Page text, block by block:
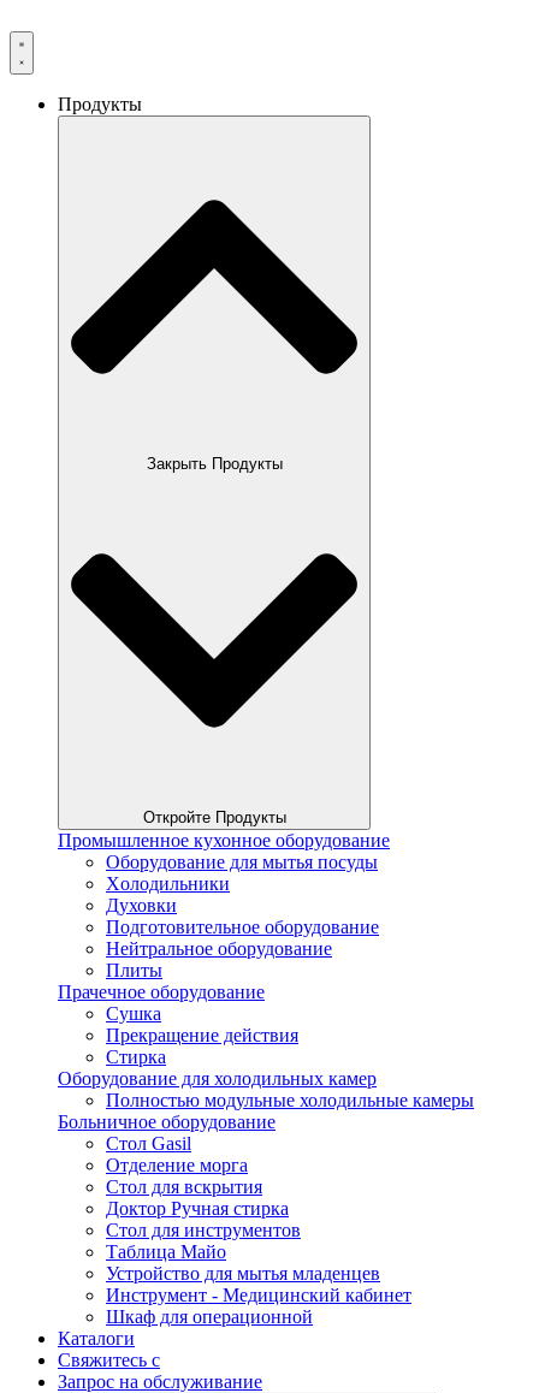
Продукты
Закрыть Продукты
Откройте Продукты
Промышленное кухонное оборудование
Оборудование для мытья посуды
Xолодильники
Духовки
Подготовительное оборудование
Нейтральное оборудование
Плиты
Прачечное оборудование
Сушка
Прекращение действия
Стирка
Оборудование для холодильных камер
Полностью модульные холодильные камеры
Больничное оборудование
Стол Gasil
Отделение морга
Стол для вскрытия
Доктор Ручная стирка
Стол для инструментов
Таблица Майо
Устройство для мытья младенцев
Инструмент - Медицинский кабинет
Шкаф для операционной
Каталоги
Свяжитесь с
Запрос на обслуживание